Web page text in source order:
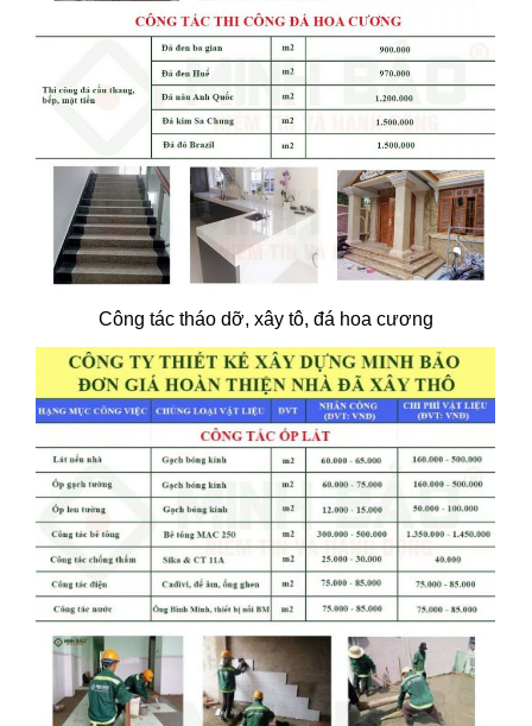
Công tác tháo dỡ, xây tô, đá hoa cương